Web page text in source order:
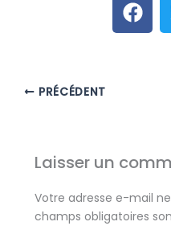
a
c
PRÉCÉDENT
Laisser un
Votre adresse e-mail
champs obligatoires